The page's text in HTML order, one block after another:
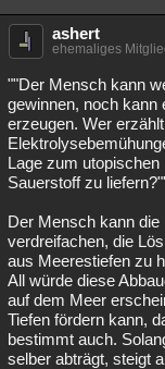
ashert
ehemaliges
""Der Mensch kann
gewinnen, noch kann
erzeugen. Wer
Lage zum utopischen
Sauerstoff zu
Der Mensch kann die
verdreifachen, die
aus Meerestiefen zu
All würde diese
auf dem Meer
Tiefen fördern kann,
bestimmt auch.
selber abträgt, steigt